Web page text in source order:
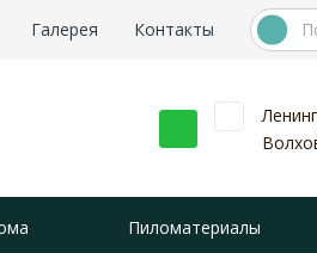
Галерея Контакты
Пиломатериалы